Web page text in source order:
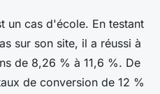
un cas d'école. En testant
sur son site, il a réussi à
de 8,26 % à 11,6 %. De
de conversion de 12 %